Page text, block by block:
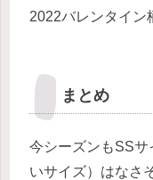
2022バレンタイ
まとめ
今シーズンもSSサ
いサイズ）はなさ